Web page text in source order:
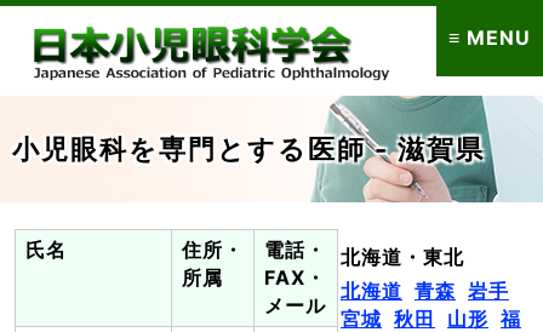
小児眼科を専門とする医師 - 滋賀県
氏名
住所・
所属
電話・
FAX・
メール
北海道・東北
北海道 青森 岩手
宮城 秋田 山形 福
≡ MENU